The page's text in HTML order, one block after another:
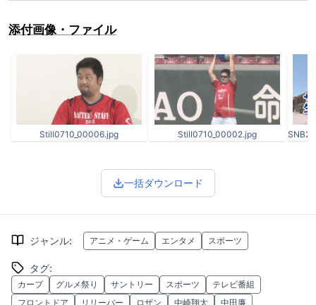
添付画像・ファイル
Still0710_00006.jpg Still0710_00002.jpg
一括ダウンロード
ジャンル: アニメ・ゲーム エンタメ スポーツ
タグ:
カープ グルメ祭り サントリー スポーツ
テレビ番組
フロントドア
リリーバー ロザン 中崎翔太
中田廉